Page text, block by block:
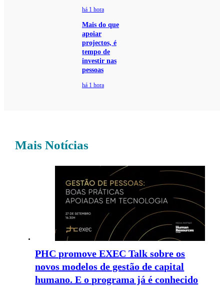
há 1 hora
Mais do que
apoiar
projectos, é
tempo de
investir nas
pessoas
há 1 hora
Mais Notícias
PHC promove EXEC Talk sobre os
novos modelos de gestão de capital
humano. E o programa já é conhecido